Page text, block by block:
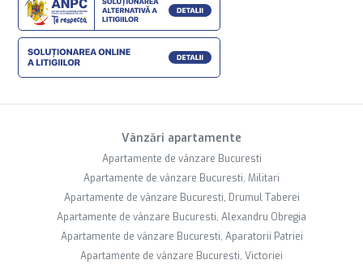
Vânzări apartamente
Apartamente de vânzare Bucuresti
Apartamente de vânzare Bucuresti, Militari
Apartamente de vânzare Bucuresti, Drumul Taberei
Apartamente de vânzare Bucuresti, Alexandru Obregia
Apartamente de vânzare Bucuresti, Aparatorii Patriei
Apartamente de vânzare Bucuresti, Victoriei